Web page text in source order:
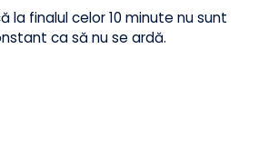
la finalul celor 10 minute nu sunt
ca să nu se ardă.